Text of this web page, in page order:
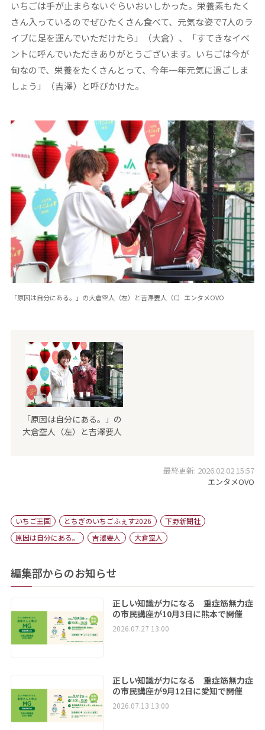
いちごは手が止まらないぐらいおいしかった。栄養素もたく
さん入っているのでぜひたくさん食べて、元気な姿で7人のラ
イブに足を運んでいただけたら」（大倉）、「すてきなイベ
ントに呼んでいただきありがとうございます。いちごは今が
旬なので、栄養をたくさんとって、今年一年元気に過ごしま
しょう」（吉澤）と呼びかけた。
「原因は自分にある。」の大倉空人（左）と吉澤要人（C）エンタメOVO
「原因は自分にある。」の
大倉空人（左）と吉澤要人
最終更新: 2026.02.02 15:57
エンタメOVO
いちご王国 とちぎのいちごふぇす2026
下野新聞社
原因は自分にある。
吉澤要人 大倉空人
編集部からのお知らせ
正しい知識が力になる 重症筋無力症
の市民講座が10月3日に熊本で開催
2026.07.27 13:00
正しい知識が力になる 重症筋無力症
の市民講座が9月12日に愛知で開催
2026.07.13 13:00